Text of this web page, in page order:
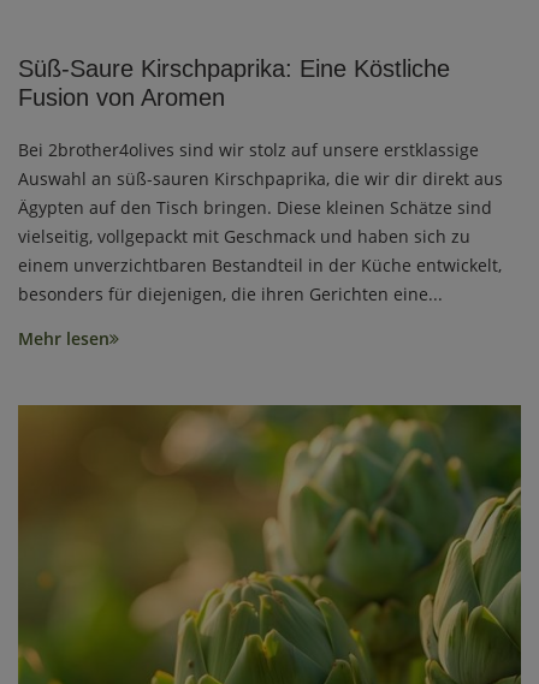
Süß-Saure Kirschpaprika: Eine Köstliche
Fusion von Aromen
Bei 2brother4olives sind wir stolz auf unsere erstklassige
Auswahl an süß-sauren Kirschpaprika, die wir dir direkt aus
Ägypten auf den Tisch bringen. Diese kleinen Schätze sind
vielseitig, vollgepackt mit Geschmack und haben sich zu
einem unverzichtbaren Bestandteil in der Küche entwickelt,
besonders für diejenigen, die ihren Gerichten eine...
Mehr lesen